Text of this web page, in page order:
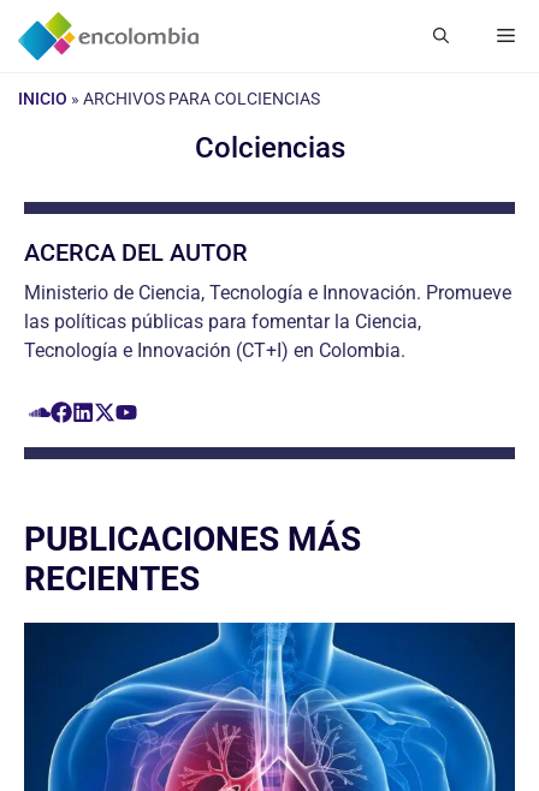
Saltar
INICIO » ARCHIVOS PARA COLCIENCIAS
Colciencias
ACERCA DEL AUTOR
Ministerio de Ciencia, Tecnología e Innovación. Promueve
las políticas públicas para fomentar la Ciencia,
Tecnología e Innovación (CT+I) en Colombia.
PUBLICACIONES MÁS
RECIENTES